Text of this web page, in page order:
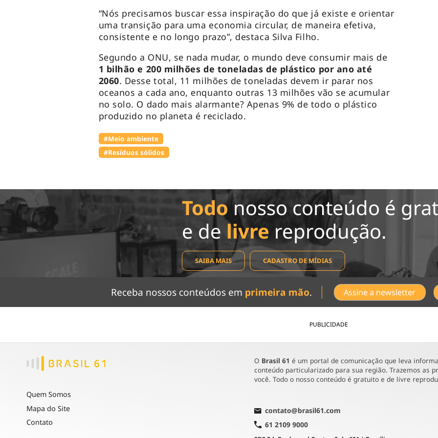
“Nós precisamos buscar essa inspiração do que já existe e orientar
uma transição para uma economia circular, de maneira efetiva,
consistente e no longo prazo”, destaca Silva Filho.
Segundo a ONU, se nada mudar, o mundo deve consumir mais de
1 bilhão e 200 milhões de toneladas de plástico por ano até
2060. Desse total, 11 milhões de toneladas devem ir parar nos
oceanos a cada ano, enquanto outras 13 milhões vão se acumular
no solo. O dado mais alarmante? Apenas 9% de todo o plástico
produzido no planeta é reciclado.
#Meio ambiente
#Resíduos sólidos
Todonosso conteúdo é
e de livre reprodução.
SAIBA MAIS CADASTRO DE MÍDIAS
Receba nossos conteúdos em primeira mão. Assine a newsletter
PUBLICIDADE
Quem Somos
Mapa do Site
Contato
O Brasil 61 é um portal de comunicação que leva
conteúdo particularizado para sua região. Trazemos as
você. Todo o nosso conteúdo é gratuito e de livre
contato@brasil61.com
61 2109 9000